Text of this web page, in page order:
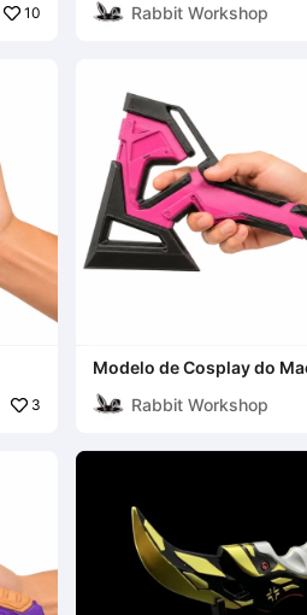
10
Rabbit Workshop
3
Modelo de Cosplay do
Rabbit Workshop